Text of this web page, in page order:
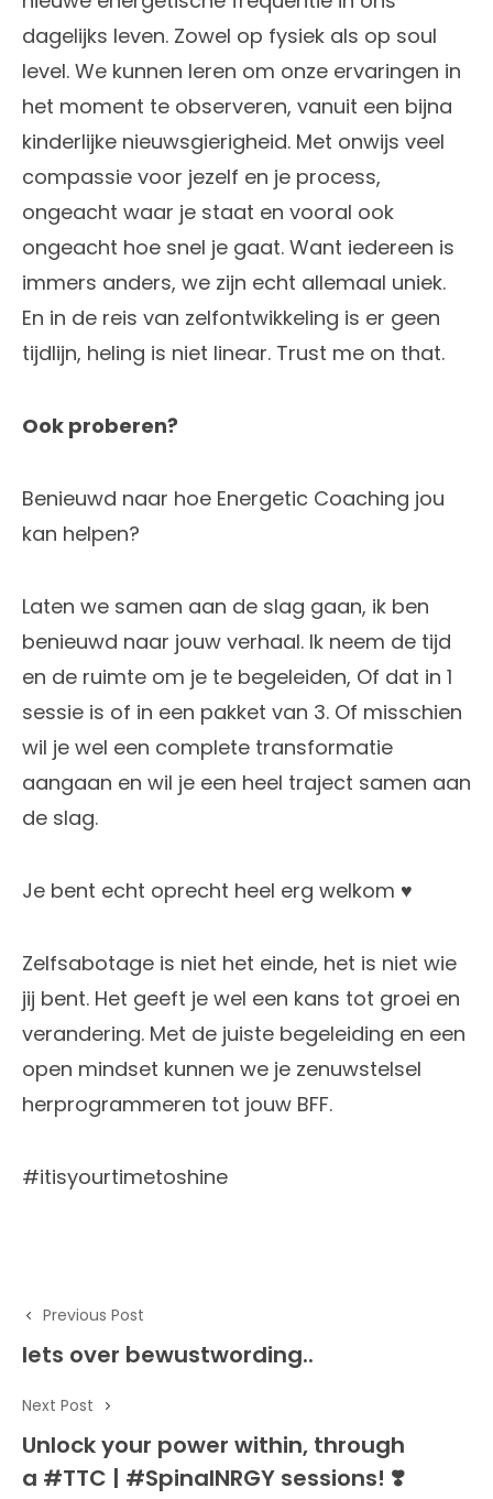
dagelijks leven. Zowel op fysiek als op soul
level. We kunnen leren om onze ervaringen in
het moment te observeren, vanuit een bijna
kinderlijke nieuwsgierigheid. Met onwijs veel
compassie voor jezelf en je process,
ongeacht waar je staat en vooral ook
ongeacht hoe snel je gaat. Want iedereen is
immers anders, we zijn echt allemaal uniek.
En in de reis van zelfontwikkeling is er geen
tijdlijn, heling is niet linear. Trust me on that.
Ook proberen?
Benieuwd naar hoe Energetic Coaching jou
kan helpen?
Laten we samen aan de slag gaan, ik ben
benieuwd naar jouw verhaal. Ik neem de tijd
en de ruimte om je te begeleiden, Of dat in 1
sessie is of in een pakket van 3. Of misschien
wil je wel een complete transformatie
aangaan en wil je een heel traject samen aan
de slag.
Je bent echt oprecht heel erg welkom ♥
Zelfsabotage is niet het einde, het is niet wie
jij bent. Het geeft je wel een kans tot groei en
verandering. Met de juiste begeleiding en een
open mindset kunnen we je zenuwstelsel
herprogrammeren tot jouw BFF.
#itisyourtimetoshine
Previous Post
Iets over bewustwording..
Next Post
Unlock your power within, through
a #TTC | #SpinalNRGY sessions! ❣️